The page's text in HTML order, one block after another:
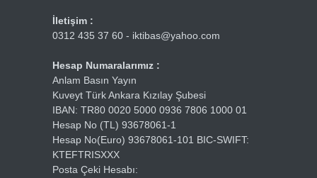
İletişim :
0312 435 37 60 - iktibas@yahoo.com
Hesap Numaralarımız :
Anlam Basın Yayın
Kuveyt Türk Ankara Kızılay Şubesi
IBAN: TR80 0020 5000 0936 7806 1000 01
Hesap No (TL) 93678061-1
Hesap No(Euro) 93678061-101 BIC-SWIFT:
KTEFTRISXXX
Posta Çeki Hesabı: